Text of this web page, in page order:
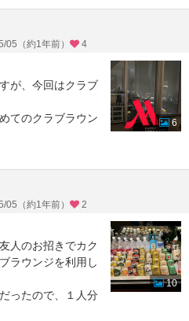
05（約1年前） 4
が、今回はクラブ
てのクラブラウン
良かったです。
いると
6
05（約1年前） 2
人のお招きでカク
ラウンジを利用し
ったので、１人分
０００
10